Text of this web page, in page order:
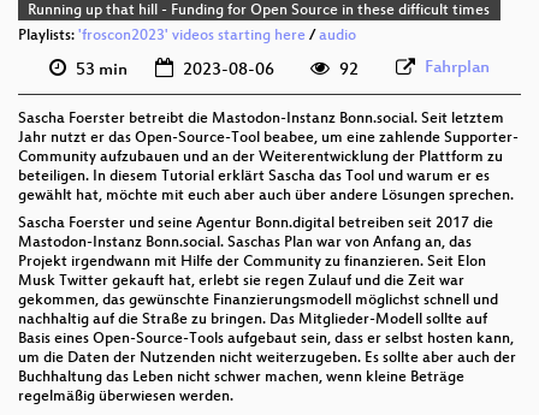
Running up that hill - Funding for Open Source in these difficult times
Playlists: 'froscon2023' videos starting here / audio
53 min 2023-08-06 92 Fahrplan
Sascha Foerster betreibt die Mastodon-Instanz Bonn.social. Seit letztem
Jahr nutzt er das Open-Source-Tool beabee, um eine zahlende Supporter-
Community aufzubauen und an der Weiterentwicklung der Plattform zu
beteiligen. In diesem Tutorial erklärt Sascha das Tool und warum er es
gewählt hat, möchte mit euch aber auch über andere Lösungen sprechen.
Sascha Foerster und seine Agentur Bonn.digital betreiben seit 2017 die
Mastodon-Instanz Bonn.social. Saschas Plan war von Anfang an, das
Projekt irgendwann mit Hilfe der Community zu finanzieren. Seit Elon
Musk Twitter gekauft hat, erlebt sie regen Zulauf und die Zeit war
gekommen, das gewünschte Finanzierungsmodell möglichst schnell und
nachhaltig auf die Straße zu bringen. Das Mitglieder-Modell sollte auf
Basis eines Open-Source-Tools aufgebaut sein, dass er selbst hosten kann,
um die Daten der Nutzenden nicht weiterzugeben. Es sollte aber auch der
Buchhaltung das Leben nicht schwer machen, wenn kleine Beträge
regelmäßig überwiesen werden.